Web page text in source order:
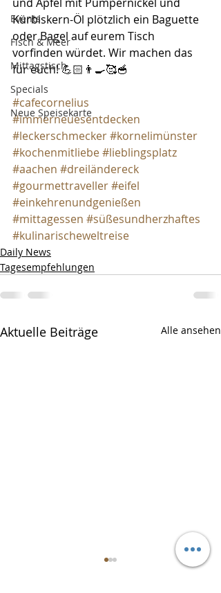
Events
Fisch & Meer
Mittagstisch
Specials
Neue Speisekarte
Kürbiskern-Öl plötzlich ein Baguette
oder Bagel auf eurem Tisch
vorfinden würdet. Wir machen das
für euch! 💪🏻👨‍🍳🥰🥣
#cafecornelius
#immerneuesentdecken
#leckerschmecker#kornelimünster
#kochenmitliebe#lieblingsplatz
#aachen #dreiländereck
#gourmettraveller#eifel
#einkehrenundgenießen
#mittagessen #süßesundherzhaftes
#kulinarischeweltreise
Daily News
Tagesempfehlungen
Aktuelle Beiträge Alle ansehen